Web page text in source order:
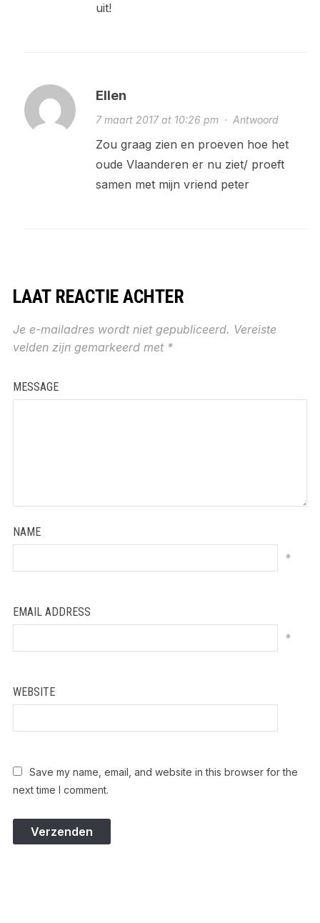
uit!
Ellen
7 maart 2017 at 10:26 pm· Antwoord
Zou graag zien en proeven hoe het
oude Vlaanderen er nu ziet/ proeft
samen met mijn vriend peter
LAAT REACTIE ACHTER
Je e-mailadres wordt niet gepubliceerd. Vereiste
velden zijn gemarkeerd met *
MESSAGE
NAME
*
EMAIL ADDRESS
*
WEBSITE
Save my name, email, and website in this browser for the
next time I comment.